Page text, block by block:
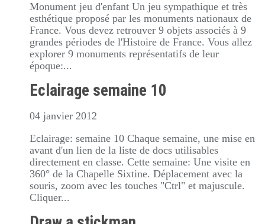
Monument jeu d'enfant Un jeu sympathique et très
esthétique proposé par les monuments nationaux de
France. Vous devez retrouver 9 objets associés à 9
grandes périodes de l'Histoire de France. Vous allez
explorer 9 monuments représentatifs de leur
époque:...
Eclairage semaine 10
04 janvier 2012
Eclairage: semaine 10 Chaque semaine, une mise en
avant d'un lien de la liste de docs utilisables
directement en classe. Cette semaine: Une visite en
360° de la Chapelle Sixtine. Déplacement avec la
souris, zoom avec les touches "Ctrl" et majuscule.
Cliquer...